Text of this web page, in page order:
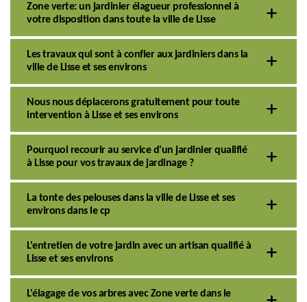
Zone verte: un jardinier élagueur professionnel à
votre disposition dans toute la ville de Lisse
Les travaux qui sont à confier aux jardiniers dans la
ville de Lisse et ses environs
Nous nous déplacerons gratuitement pour toute
intervention à Lisse et ses environs
Pourquoi recourir au service d'un jardinier qualifié
à Lisse pour vos travaux de jardinage ?
La tonte des pelouses dans la ville de Lisse et ses
environs dans le cp
L'entretien de votre jardin avec un artisan qualifié à
Lisse et ses environs
L'élagage de vos arbres avec Zone verte dans le